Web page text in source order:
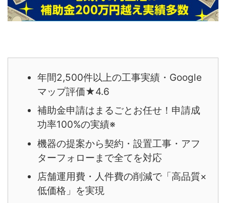
年間2,500件以上の工事実績・Google
マップ評価★4.6
補助金申請はまるごとお任せ！申請成
功率100%の実績※
機器の提案から契約・設置工事・アフ
ターフォローまで全てを対応
店舗運用費・人件費の削減で「高品質×
低価格」を実現